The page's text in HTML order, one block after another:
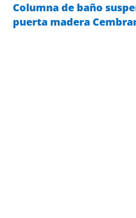
Columna de baño
puerta madera